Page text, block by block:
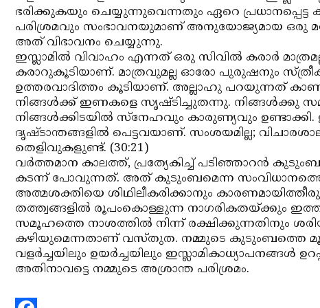
ഭരിക്കുകയും ചെയ്യുന്നുവെന്നതും ഏറെ പ്രധാനപ്പെട്ട
പരിശ്രമവും സംഭാവനയുമാണ് അനുയോജ്യമായ ഒരു
അത് വിഭാവനം ചെയ്യുന്നു.
ഇസ്ലാമില്‍ വിവാഹം എന്നത് ഒരു സിവില്‍ കരാര്‍
കരാറുകൂടിയാണ്. മാത്രവുമല്ല ഓരോ പുരുഷനും
ഉത്തരവാദിത്തം കൂടിയാണ്. അല്ലാഹു പറയുന്നത്
നിങ്ങള്‍ക്ക് ഇണകളെ സൃഷ്ടിച്ചുതന്നു. നിങ്ങള്‍ക്കു
നിങ്ങള്‍ക്കിടയില്‍ സ്നേഹവും കാരുണ്യവും
ദൃഷ്ടാന്തങ്ങളില്‍ പെട്ടവയാണ്. സംശയമില്ല;
തെളിവുകളുണ്ട്. (30:21)
വര്‍ത്തമാന കാലത്ത്, പ്രത്യേകിച്ച് പടിഞ്ഞാറന്‍
കടന്ന് പോവുന്നത്. അത് കുടുംബമെന്ന
അത്മശക്തിയെ ശിഥിലീകരിക്കാനും
തത്ത്വങ്ങളില്‍ രൂപംകൊള്ളുന്ന നാഗരികതയ്ക്കും
സമൂഹത്തെ നാശത്തില്‍ നിന്ന് രക്ഷിക്കുന്നതിനും
കഴിയുമെന്നതാണ് വസ്തുത. നമ്മുടെ കുടുംബത്തെ
വളര്‍ച്ചയിലും ഉയര്‍ച്ചയിലും ഇസ്ലാമികാധ്യാപനങ്ങള്‍
അതിനാവട്ടെ നമ്മുടെ അശ്രാന്ത പരിശ്രമം.